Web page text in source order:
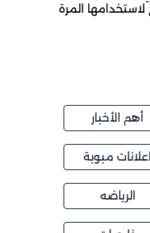
المرة
أهم الأخبار
اعلانات مبوبة
الرياضه